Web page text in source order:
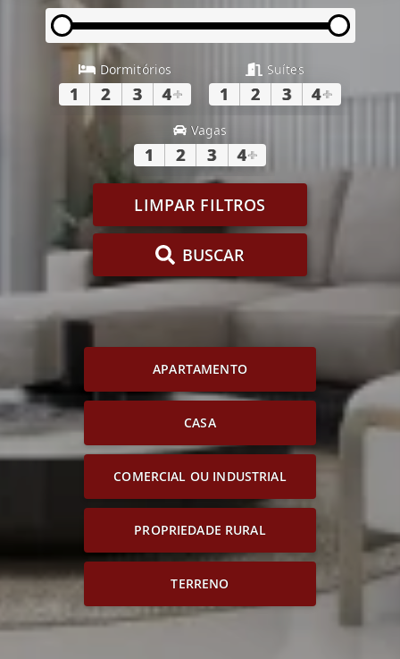
Dormitórios
1 2 3 4+
Suítes
1 2 3 4+
Vagas
1 2 3 4+
LIMPAR FILTROS
BUSCAR
APARTAMENTO
CASA
COMERCIAL OU INDUSTRIAL
PROPRIEDADE RURAL
TERRENO